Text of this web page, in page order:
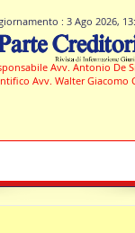
: 3 Ago 2026,
Avv. Antonio De
Avv. Walter Giacomo